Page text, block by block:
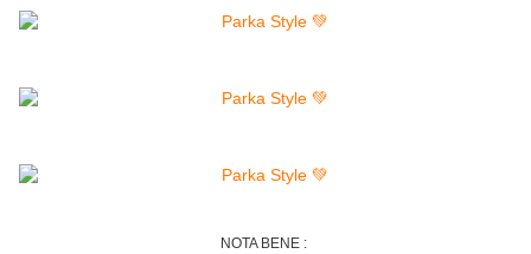
NOTA BENE :